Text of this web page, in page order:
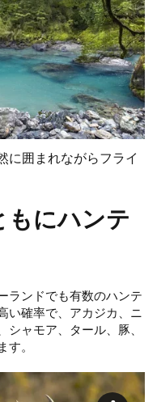
に囲まれながらフライ
もにハンテ
ランドでも有数のハンテ
い確率で、アカジカ、ニ
ャモア、タール、豚、
す。